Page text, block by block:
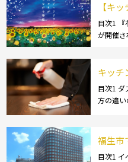
【キ
のムー
れてい
目次1 『
が開催
ルメイ
キッチ
きんの
も紹介
目次1 ダ
方の違
特徴2.1
福生市
遣して
目次1 イ